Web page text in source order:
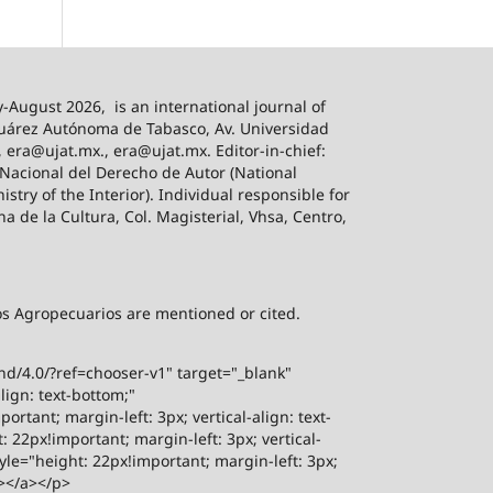
August 2026, is an international journal of
Autónoma de Tabasco, Av. Universidad
era@ujat.mx., era@ujat.mx. Editor-in-chief:
del Derecho de Autor (National
of the Interior). Individual responsible for
de la Cultura, Col. Magisterial, Vhsa, Centro,
Agropecuarios are mentioned or cited.
4.0/?ref=chooser-v1" target="_blank"
text-bottom;"
margin-left: 3px; vertical-align: text-
22px!important; margin-left: 3px; vertical-
22px!important; margin-left: 3px;
a></p>